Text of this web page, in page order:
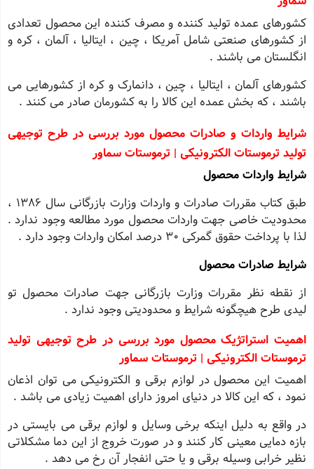
کشورهای عمده تولید کننده و مصرف کننده این محصول تعدادی
از کشورهای صنعتی شامل آمریکا ، چین ، ایتالیا ، آلمان ، کره و
انگلستان می باشند .
کشورهای آلمان ، ایتالیا ، چین ، دانمارک و کره از کشورهایی می
باشند ، که بخش عمده این کالا را به کشورمان صادر می کنند .
شرایط واردات و صادرات محصول مورد بررسی در طرح توجیهی
تولید ترموستات الکترونیکی | ترموستات سماور
شرایط واردات محصول
طبق کتاب مقررات صادرات و واردات وزارت بازرگانی سال ١٣٨٦ ،
محدودیت خاصی جهت واردات محصول مورد مطالعه وجود ندارد .
لذا با پرداخت حقوق گمرکی 30 درصد امکان واردات وجود دارد .
شرایط صادرات محصول
از نقطه نظر مقررات وزارت بازرگانی جهت صادرات محصول تو
لیدی طرح هیچگونه شرایط و محدودیتی وجود ندارد .
اهمیت استراتژیک محصول مورد بررسی در طرح توجیهی تولید
ترموستات الکترونیکی | ترموستات سماور
اهمیت این محصول در لوازم برقی و الکترونیکی می توان اذعان
نمود ، که این کالا در دنیای امروز دارای اهمیت زیادی می باشد .
در واقع به دلیل اینکه برخی وسایل و لوازم برقی می بایستی در
بازه دمایی معینی کار کنند و در صورت خروج از این دما مشکلاتی
نظیر خرابی وسیله برقی و یا حتی انفجار آن رخ می دهد .